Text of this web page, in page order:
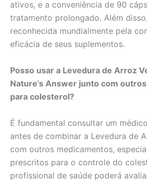
ativos, e a conveniência de 90
tratamento prolongado. Além
reconhecida mundialmente pela
eficácia de seus suplementos.
Posso usar a Levedura de Arroz
Nature’s Answer junto com
para colesterol?
É fundamental consultar um
antes de combinar a Levedura de
com outros medicamentos,
prescritos para o controle do
profissional de saúde poderá